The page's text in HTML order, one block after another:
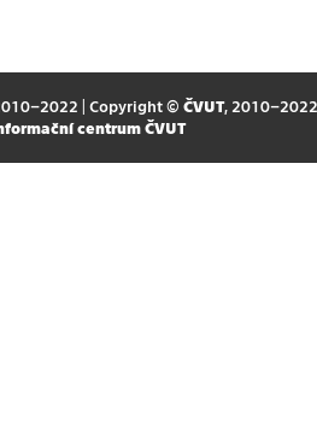
| Copyright © ČVUT, 2010–2022
centrum ČVUT